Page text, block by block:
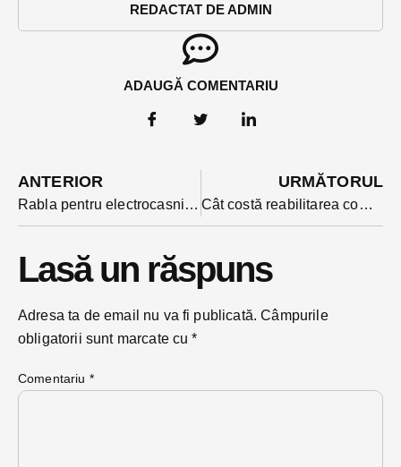
REDACTAT DE ADMIN
ADAUGĂ COMENTARIU
ANTERIOR
Rabla pentru electrocasnice 2022 e fără televizoare. Voucherul trebuie folosit în 7 zile
URMĂTORUL
Cât costă reabilitarea completă a celei mai lungi străzi din Bistrița. Va avea și 3 benzi de circulație, iar iluminatul public e cu cabluri îngropate
Lasă un răspuns
Adresa ta de email nu va fi publicată. Câmpurile
obligatorii sunt marcate cu*
Comentariu *